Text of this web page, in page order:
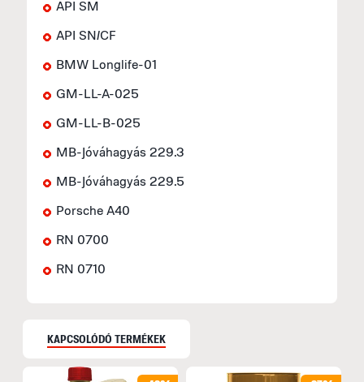
API SM
API SN/CF
BMW Longlife-01
GM-LL-A-025
GM-LL-B-025
MB-Jóváhagyás 229.3
MB-Jóváhagyás 229.5
Porsche A40
RN 0700
RN 0710
KAPCSOLÓDÓ TERMÉKEK